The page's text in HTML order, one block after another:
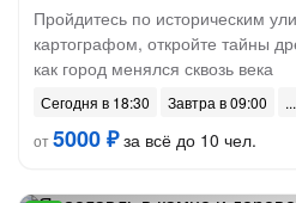
Пройдитесь по историческим
картографом, откройте тайны
как город менялся сквозь века
Сегодня в 18:30
Завтра в 09:00
от5000 ₽за всё до 10 чел.